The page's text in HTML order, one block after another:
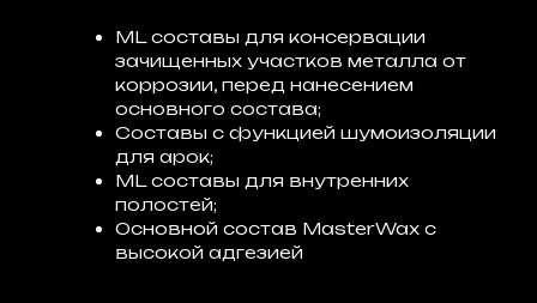
ML составы для консервации
зачищенных участков металла от
коррозии, перед нанесением
основного состава;
Составы с функцией шумоизоляции
для арок;
ML составы для внутренних
полостей;
Основной состав MasterWax с
высокой адгезией